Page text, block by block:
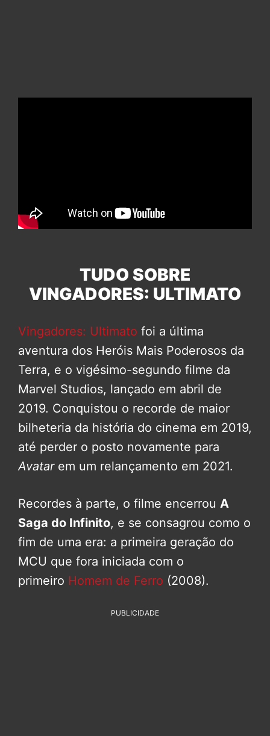
TUDO SOBRE
VINGADORES: ULTIMATO
Vingadores: Ultimato foi a última
aventura dos Heróis Mais Poderosos da
Terra, e o vigésimo-segundo filme da
Marvel Studios, lançado em abril de
2019. Conquistou o recorde de maior
bilheteria da história do cinema em 2019,
até perder o posto novamente para
Avatarem um relançamento em 2021.
Recordes à parte, o filme encerrou A
Saga do Infinito, e se consagrou como o
fim de uma era: a primeira geração do
MCU que fora iniciada com o
primeiro Homem de Ferro (2008).
PUBLICIDADE